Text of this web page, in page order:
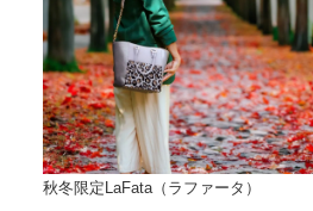
秋冬限定LaFata（ラファータ）